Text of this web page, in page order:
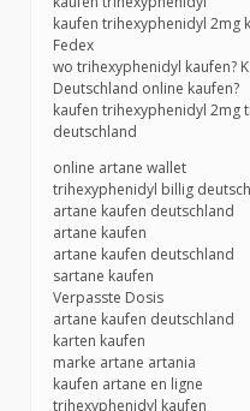
kaufen trihexyphenidyl 2mg
Fedex
wo trihexyphenidyl kaufen?
Deutschland online kaufen?
kaufen trihexyphenidyl 2mg
deutschland
online artane wallet
trihexyphenidyl billig deutsch
artane kaufen deutschland
artane kaufen
artane kaufen deutschland
sartane kaufen
Verpasste Dosis
artane kaufen deutschland
karten kaufen
marke artane artania
kaufen artane en ligne
trihexyphenidyl kaufen